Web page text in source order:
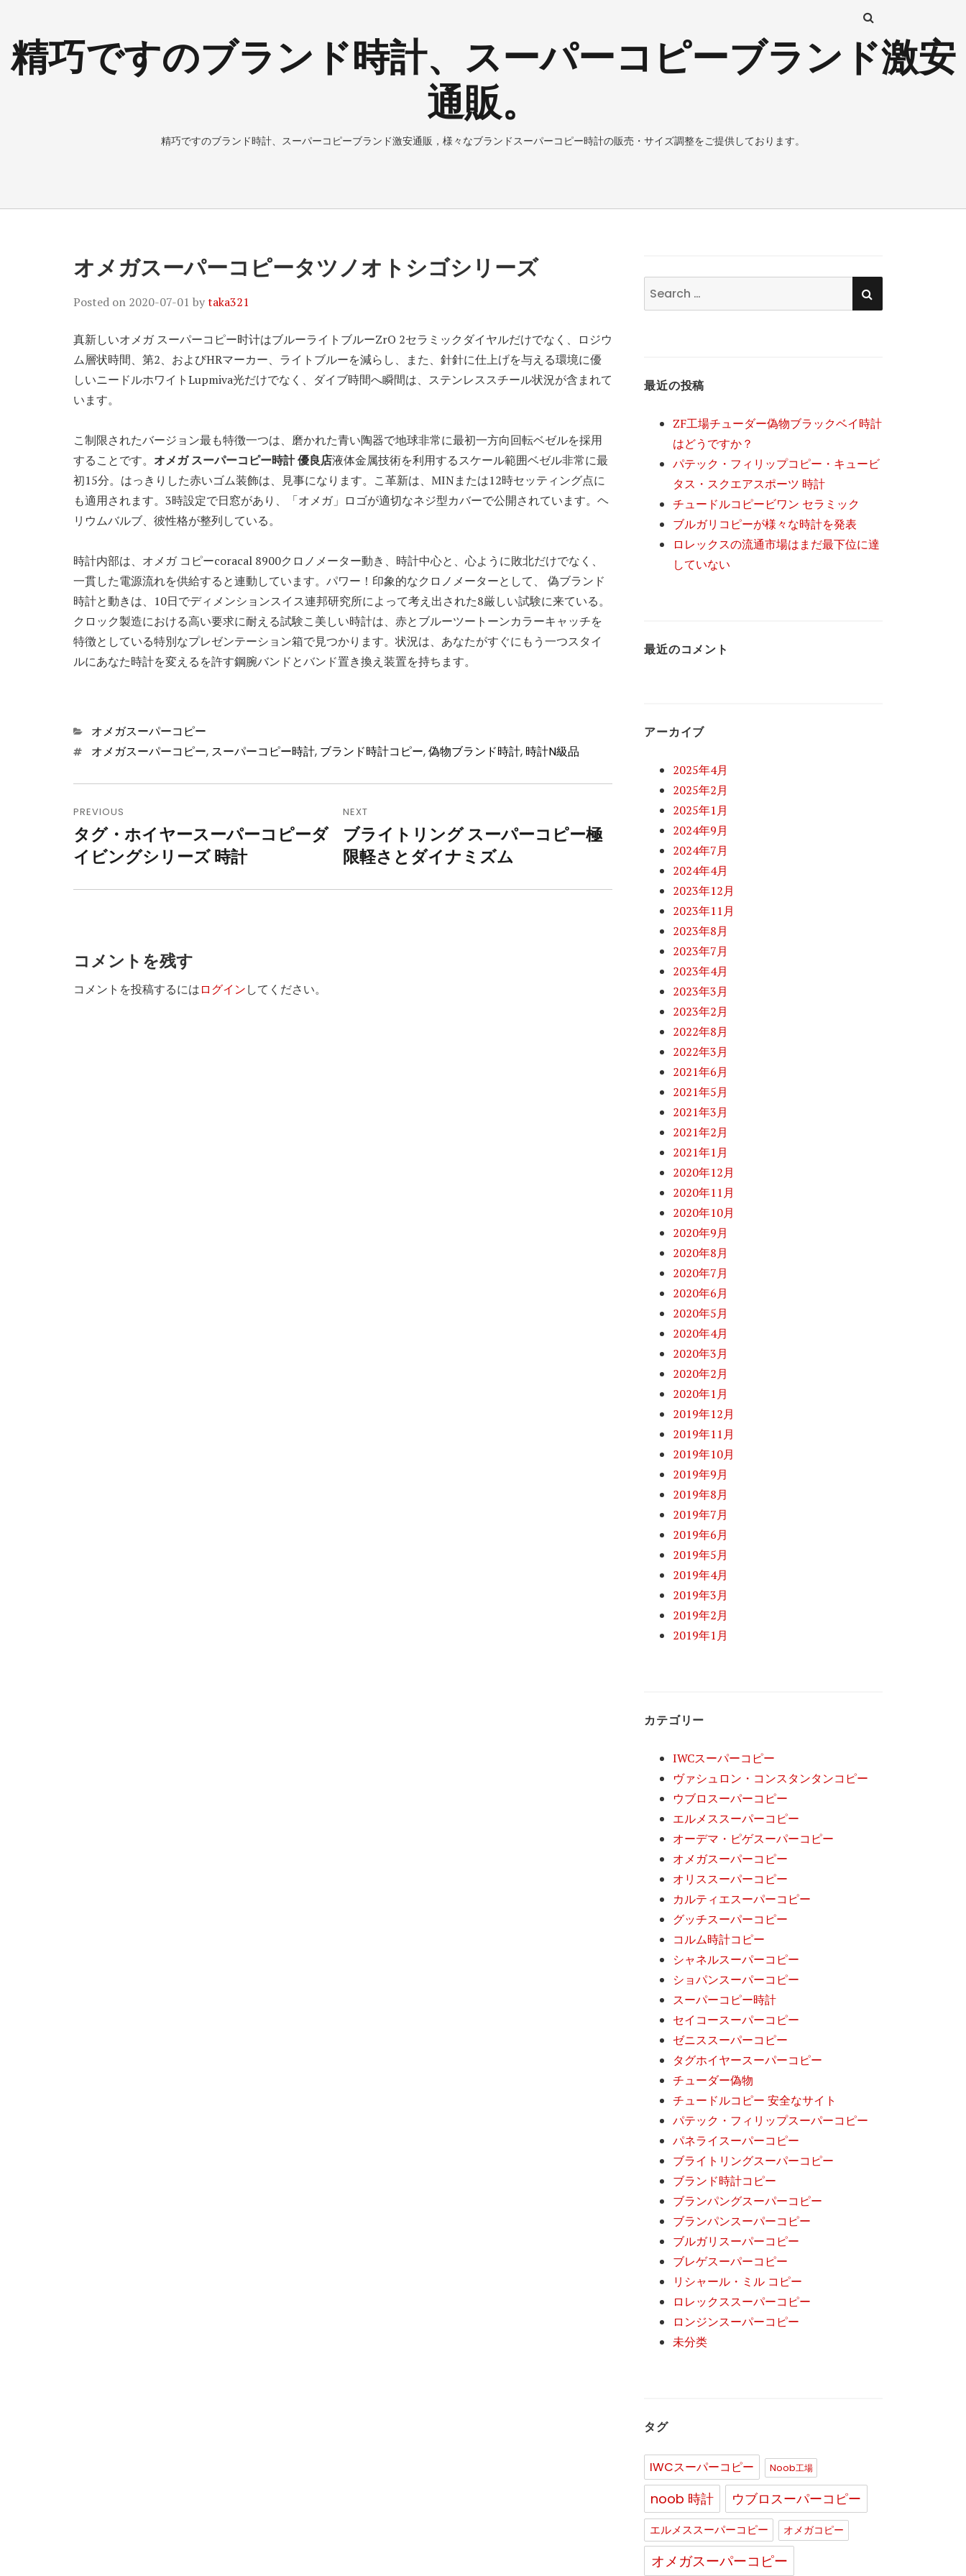
精巧ですのブランド時計、スーパーコピーブランド激安
通販。
精巧ですのブランド時計、スーパーコピーブランド激安通販，様々なブランドスーパーコピー時計の販売・サイズ調整をご提供しております。
オメガスーパーコピータツノオトシゴシリーズ
Posted on 2020-07-01 bytaka321
真新しいオメガ スーパーコピー时计はブルーライトブルーZrO 2セラミックダイヤルだけでなく、ロジウ
ム層状時間、第2、およびHRマーカー、ライトブルーを減らし、また、針針に仕上げを与える環境に優
しいニードルホワイトLupmiva光だけでなく、ダイブ時間へ瞬間は、ステンレススチール状況が含まれて
います。
こ制限されたバージョン最も特徴一つは、磨かれた青い陶器で地球非常に最初一方向回転ベゼルを採用
することです。 オメガ スーパーコピー時計 優良店液体金属技術を利用するスケール範囲ベゼル非常に最
初15分。はっきりした赤いゴム装飾は、見事になります。こ革新は、MINまたは12時セッティング点に
も適用されます。3時設定で日窓があり、「オメガ」ロゴが適切なネジ型カバーで公開されています。ヘ
リウムバルブ、彼性格が整列している。
時計内部は、オメガ コピーcoracal 8900クロノメーター動き、時計中心と、心ように敗北だけでなく、
一貫した電源流れを供給すると連動しています。パワー！印象的なクロノメーターとして、 偽ブランド
時計と動きは、10日でディメンションスイス連邦研究所によって考え出された8厳しい試験に来ている。
クロック製造における高い要求に耐える試験こ美しい時計は、赤とブルーツートーンカラーキャッチを
特徴としている特別なプレゼンテーション箱で見つかります。状況は、あなたがすぐにもう一つスタイ
ルにあなた時計を変えるを許す鋼腕バンドとバンド置き換え装置を持ちます。
Categories
オメガスーパーコピー
Tagsオメガスーパーコピー, スーパーコピー時計, ブランド時計コピー,偽物ブランド時計, 時計N級品
投
稿
ナ
ビ
シ
ョ
ン
PREVIOUS
Previous
post:
タグ・ホイヤースーパーコピーダ
イビングシリーズ 時計
NEXT
Next
post:
ブライトリング スーパーコピー極
限軽さとダイナミズム
コメントを残す
コメントを投稿するにはログインしてください。
Search
for:
SEARCH
最近の投稿
ZF工場チューダー偽物ブラックベイ時計
はどうですか？
パテック・フィリップコピー・キュービ
タス・スクエアスポーツ 時計
チュードルコピービワン セラミック
ブルガリコピーが様々な時計を発表
ロレックスの流通市場はまだ最下位に達
していない
最近のコメント
アーカイブ
2025年4月
2025年2月
2025年1月
2024年9月
2024年7月
2024年4月
2023年12月
2023年11月
2023年8月
2023年7月
2023年4月
2023年3月
2023年2月
2022年8月
2022年3月
2021年6月
2021年5月
2021年3月
2021年2月
2021年1月
2020年12月
2020年11月
2020年10月
2020年9月
2020年8月
2020年7月
2020年6月
2020年5月
2020年4月
2020年3月
2020年2月
2020年1月
2019年12月
2019年11月
2019年10月
2019年9月
2019年8月
2019年7月
2019年6月
2019年5月
2019年4月
2019年3月
2019年2月
2019年1月
カテゴリー
IWCスーパーコピー
ヴァシュロン・コンスタンタンコピー
ウブロスーパーコピー
エルメススーパーコピー
オーデマ・ピゲスーパーコピー
オメガスーパーコピー
オリススーパーコピー
カルティエスーパーコピー
グッチスーパーコピー
コルム時計コピー
シャネルスーパーコピー
ショパンスーパーコピー
スーパーコピー時計
セイコースーパーコピー
ゼニススーパーコピー
タグホイヤースーパーコピー
チューダー偽物
チュードルコピー 安全なサイト
パテック・フィリップスーパーコピー
パネライスーパーコピー
ブライトリングスーパーコピー
ブランド時計コピー
ブランパングスーパーコピー
ブランパンスーパーコピー
ブルガリスーパーコピー
ブレゲスーパーコピー
リシャール・ミル コピー
ロレックススーパーコピー
ロンジンスーパーコピー
未分类
タグ
IWCスーパーコピー Noob工場
noob 時計 ウブロスーパーコピー
エルメススーパーコピー オメガコピー
オメガスーパーコピー